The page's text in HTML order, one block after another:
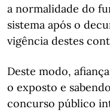
a normalidade do
sistema após o
vigência destes
Deste modo,
o exposto e
concurso público